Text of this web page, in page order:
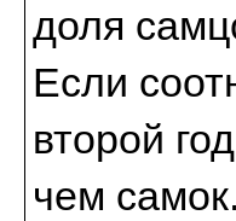
доля
Если
второй
чем самок.